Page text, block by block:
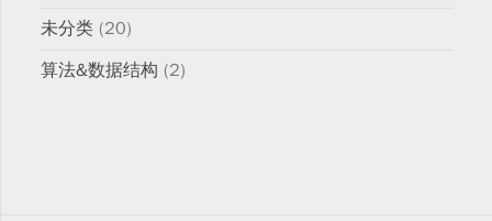
未分类 (20)
算法&数据结构 (2)